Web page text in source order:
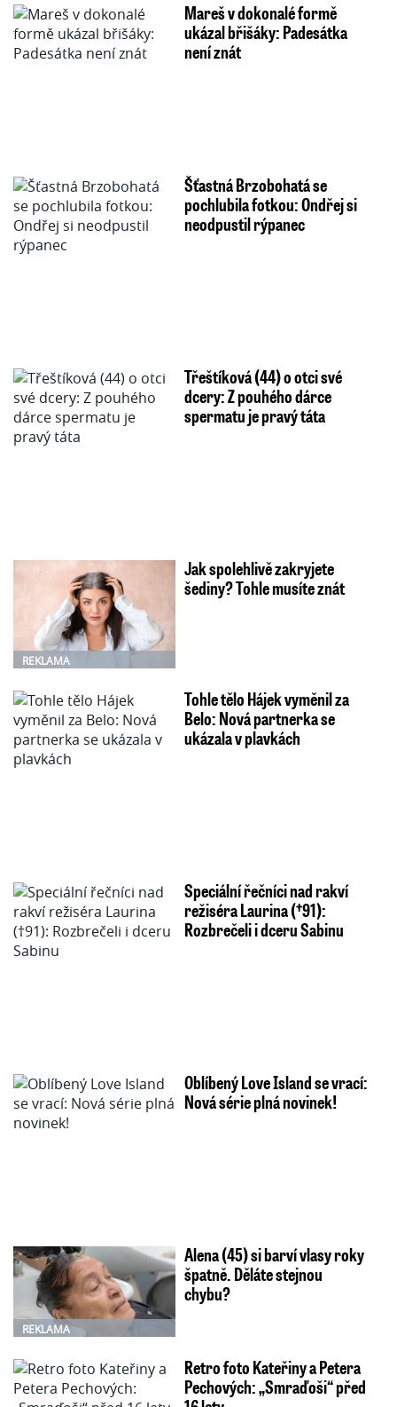
Mareš v dokonalé formě
ukázal břišáky: Padesátka
není znát
Šťastná Brzobohatá se
pochlubila fotkou: Ondřej si
neodpustil rýpanec
Třeštíková (44) o otci své
dcery: Z pouhého dárce
spermatu je pravý táta
REKLAMA
Jak spolehlivě zakryjete
šediny? Tohle musíte znát
Tohle tělo Hájek vyměnil za
Belo: Nová partnerka se
ukázala v plavkách
Speciální řečníci nad rakví
režiséra Laurina (†91):
Rozbrečeli i dceru Sabinu
Oblíbený Love Island se vrací:
Nová série plná novinek!
REKLAMA
Alena (45) si barví vlasy roky
špatně. Děláte stejnou
chybu?
Retro foto Kateřiny a Petera
Pechových: „Smraďoši“ před